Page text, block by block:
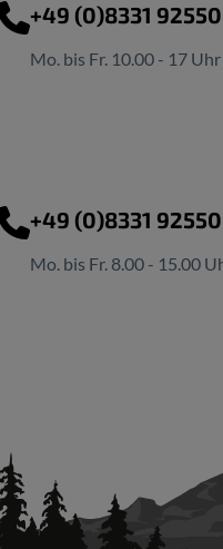
+49 (0)8331
Mo. bis Fr. 10.00 - 17 Uhr
+49 (0)8331
Mo. bis Fr. 8.00 - 15.00